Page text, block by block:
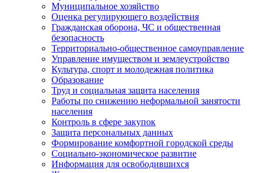
Муниципальное хозяйство
Оценка регулирующего воздействия
Гражданская оборона, ЧС и общественная
безопасность
Территориально-общественное самоуправление
Управление имуществом и землеустройство
Культура, спорт и молодежная политика
Образование
Труд и социальная защита населения
Работы по снижению неформальной занятости
населения
Контроль в сфере закупок
Защита персональных данных
Формирование комфортной городской среды
Социально-экономическое развитие
Информация для освободившихся